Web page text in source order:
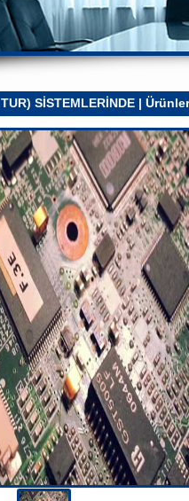
SİSTEMLERİNDE |